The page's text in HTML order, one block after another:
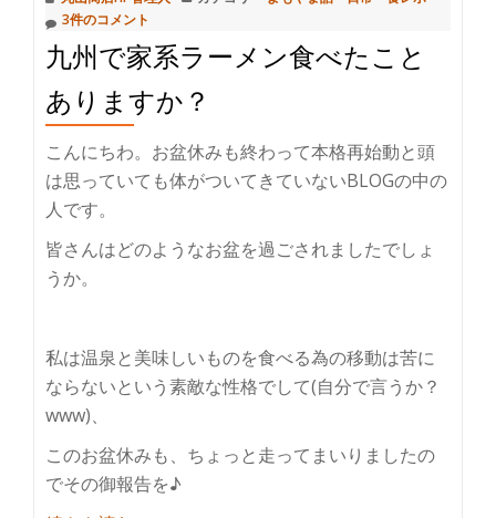
3件のコメント
九州で家系ラーメン食べたこと
ありますか？
こんにちわ。お盆休みも終わって本格再始動と頭
は思っていても体がついてきていないBLOGの中の
人です。
皆さんはどのようなお盆を過ごされましたでしょ
うか。
私は温泉と美味しいものを食べる為の移動は苦に
ならないという素敵な性格でして(自分で言うか？
www)、
このお盆休みも、ちょっと走ってまいりましたの
でその御報告を♪